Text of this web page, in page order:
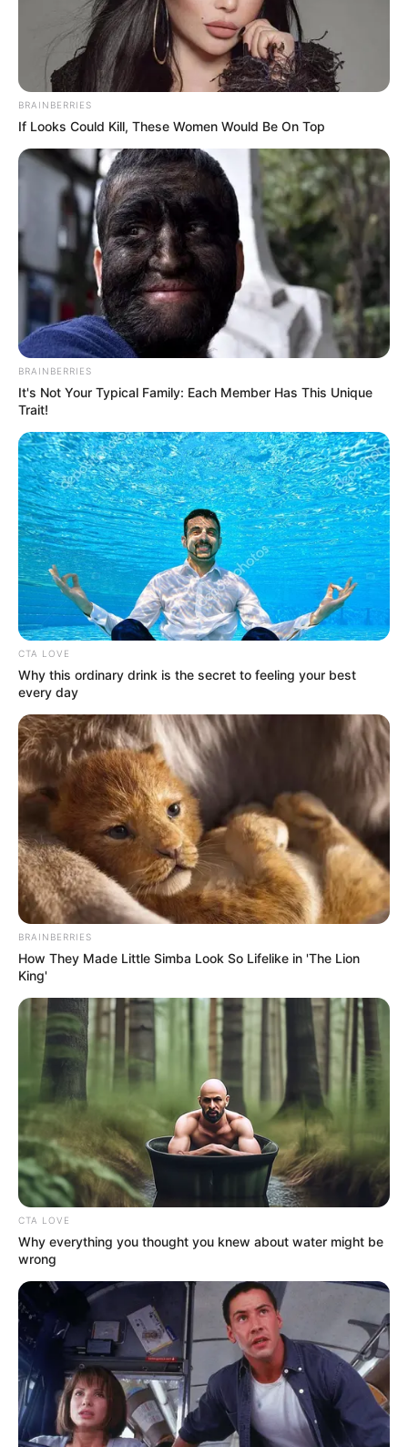
Why this ordinary drink is the secret to feeling
your best every day
CTA Favorite
Have You Seen Her GRWM? She Inspires Millions
Brainberries
Who Will Be the Next James Bond? Here's What
We Know So Far
Brainberries
These 9 Actresses Will Make You Rethink Good
And Evil!
Brainberries
Top 8 Movies Based On Real Life. You Have To
Watch Them!
Brainberries